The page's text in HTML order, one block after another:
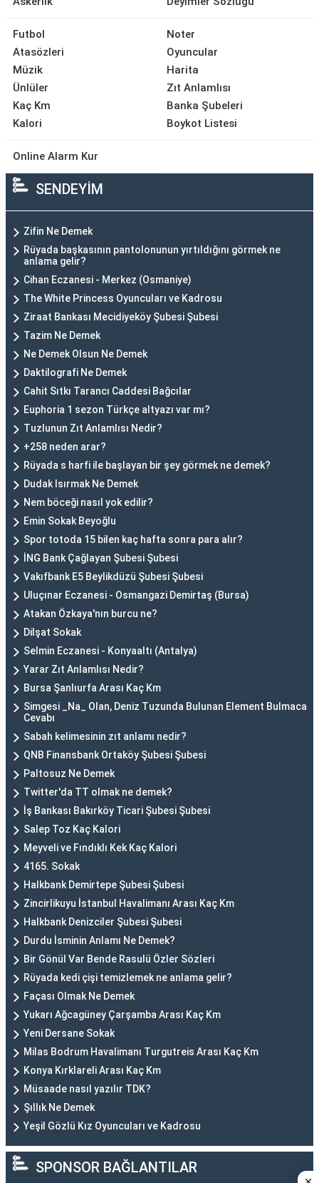
Futbol
Atasözleri
Müzik
Ünlüler
Kaç Km
Kalori
Noter
Oyuncular
Harita
Zıt Anlamlısı
Banka Şubeleri
Boykot Listesi
Online Alarm Kur
SENDEYİM
Zifin Ne Demek
Rüyada başkasının pantolonunun yırtıldığını görmek ne
anlama gelir?
Cihan Eczanesi - Merkez (Osmaniye)
The White Princess Oyuncuları ve Kadrosu
Ziraat Bankası Mecidiyeköy Şubesi Şubesi
Tazim Ne Demek
Ne Demek Olsun Ne Demek
Daktilografi Ne Demek
Cahit Sıtkı Tarancı Caddesi Bağcılar
Euphoria 1 sezon Türkçe altyazı var mı?
Tuzlunun Zıt Anlamlısı Nedir?
+258 neden arar?
Rüyada s harfi ile başlayan bir şey görmek ne demek?
Dudak Isırmak Ne Demek
Nem böceği nasıl yok edilir?
Emin Sokak Beyoğlu
Spor totoda 15 bilen kaç hafta sonra para alır?
İNG Bank Çağlayan Şubesi Şubesi
Vakıfbank E5 Beylikdüzü Şubesi Şubesi
Uluçınar Eczanesi - Osmangazi Demirtaş (Bursa)
Atakan Özkaya'nın burcu ne?
Dilşat Sokak
Selmin Eczanesi - Konyaaltı (Antalya)
Yarar Zıt Anlamlısı Nedir?
Bursa Şanlıurfa Arası Kaç Km
Simgesi _Na_ Olan, Deniz Tuzunda Bulunan Element Bulmaca
Cevabı
Sabah kelimesinin zıt anlamı nedir?
QNB Finansbank Ortaköy Şubesi Şubesi
Paltosuz Ne Demek
Twitter'da TT olmak ne demek?
İş Bankası Bakırköy Ticari Şubesi Şubesi
Salep Toz Kaç Kalori
Meyveli ve Fındıklı Kek Kaç Kalori
4165. Sokak
Halkbank Demirtepe Şubesi Şubesi
Zincirlikuyu İstanbul Havalimanı Arası Kaç Km
Halkbank Denizciler Şubesi Şubesi
Durdu İsminin Anlamı Ne Demek?
Bir Gönül Var Bende Rasulü Özler Sözleri
Rüyada kedi çişi temizlemek ne anlama gelir?
Façası Olmak Ne Demek
Yukarı Ağcagüney Çarşamba Arası Kaç Km
Yeni Dersane Sokak
Milas Bodrum Havalimanı Turgutreis Arası Kaç Km
Konya Kırklareli Arası Kaç Km
Müsaade nasıl yazılır TDK?
Şıllık Ne Demek
Yeşil Gözlü Kız Oyuncuları ve Kadrosu
SPONSOR BAĞLANTILAR